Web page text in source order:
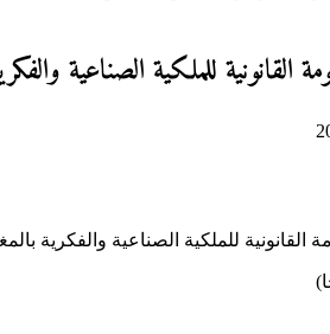
القانونية للملكية الصناعية
القانونية للملكية الصناعية والفكرية